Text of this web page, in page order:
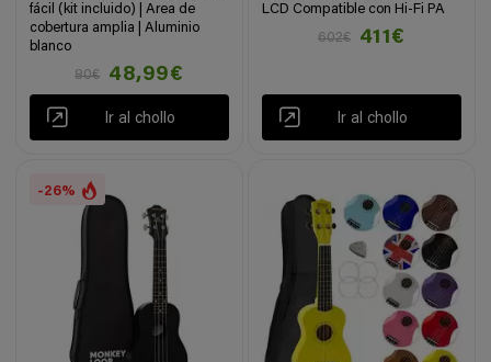
fácil (kit incluido) | Area de
cobertura amplia | Aluminio
blanco
80€
48,99€
Ir al chollo
LCD Compatible con Hi-Fi PA
602€
411€
Ir al chollo
-26%